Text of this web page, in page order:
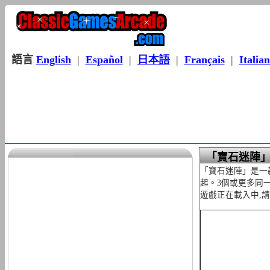
語言 English| Español| 日本語| Français|
「寶石迷陣
「寶石迷陣」是
起。3個或更多同
遊戲正在載入中,